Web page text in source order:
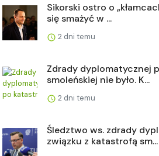
Sikorski ostro o
się smażyć w ...
2 dni temu
Zdrady dyplomatycznej
smoleńskiej nie było. K...
2 dni temu
Śledztwo ws. zdrady
związku z katastrofą sm...